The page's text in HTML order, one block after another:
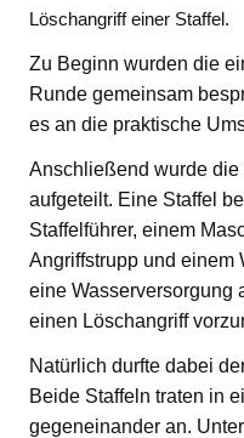
Löschangriff einer Staffel.
Zu Beginn wurden die
Runde gemeinsam
es an die praktische
Anschließend wurde die
aufgeteilt. Eine Staffel
Staffelführer, einem
Angriffstrupp und einem
eine Wasserversorgung
einen Löschangriff
Natürlich durfte dabei
Beide Staffeln traten in
gegeneinander an.